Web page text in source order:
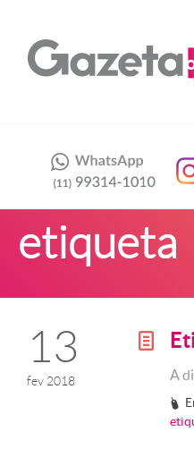
etiqueta
13
fev 2018
g
A
#